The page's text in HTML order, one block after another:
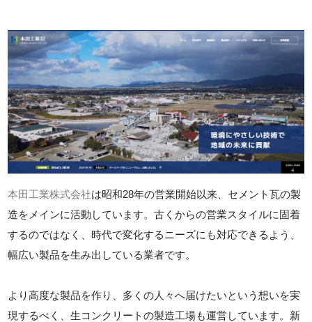
本田工業株式会社は昭和28年の営業開始以来、セメント瓦の製
造をメインに活動しています。古くからの営業スタイルに固着
するのではなく、時代で変化するニーズにも対応できるよう、
幅広い製品を生み出している業者です。
より高度な製品を作り、多くの人々へ届けたいという想いを実
現するべく、生コンクリートの製造工場も運営しています。新